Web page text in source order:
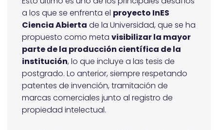
a los que se enfrenta el proyecto InES
Ciencia Abierta de la Universidad, que se ha
propuesto como meta visibilizar la mayor
parte de la producción científica de la
institución, lo que incluye a las tesis de
postgrado. Lo anterior, siempre respetando
patentes de invención, tramitación de
marcas comerciales junto al registro de
propiedad intelectual.